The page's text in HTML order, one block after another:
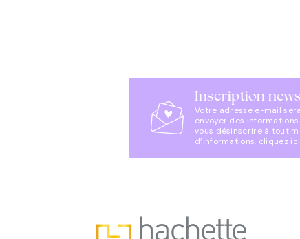
Inscription
Votre adresse e-mail
envoyer des
vous désinscrire à tout
d’informations, cliquez ici